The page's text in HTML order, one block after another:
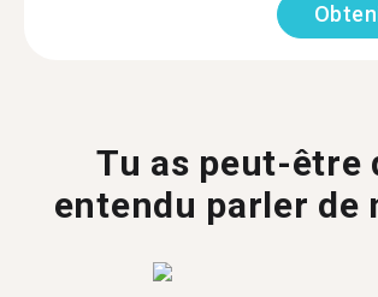
Tu as peut-être
entendu parler de